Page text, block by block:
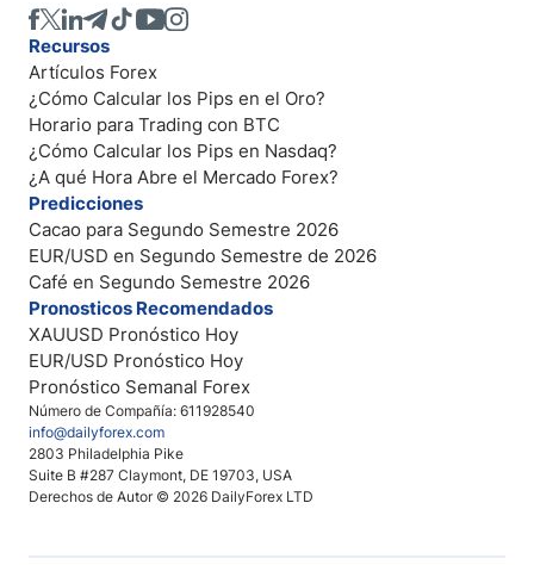
Número de Compañía: 611928540
info@dailyforex.com
2803 Philadelphia Pike
Suite B #287 Claymont, DE 19703, USA
Derechos de Autor © 2026 DailyForex LTD
Recursos
Artículos Forex
¿Cómo Calcular los Pips en el Oro?
Horario para Trading con BTC
¿Cómo Calcular los Pips en Nasdaq?
¿A qué Hora Abre el Mercado Forex?
Predicciones
Cacao para Segundo Semestre 2026
EUR/USD en Segundo Semestre de 2026
Café en Segundo Semestre 2026
Pronosticos Recomendados
XAUUSD Pronóstico Hoy
EUR/USD Pronóstico Hoy
Pronóstico Semanal Forex